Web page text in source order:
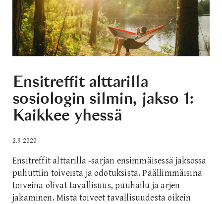
Ensitreffit alttarilla
sosiologin silmin, jakso 1:
Kaikkee yhessä
2.9.2020
Ensitreffit alttarilla -sarjan ensimmäisessä jaksossa
puhuttiin toiveista ja odotuksista. Päällimmäisinä
toiveina olivat tavallisuus, puuhailu ja arjen
jakaminen. Mistä toiveet tavallisuudesta oikein